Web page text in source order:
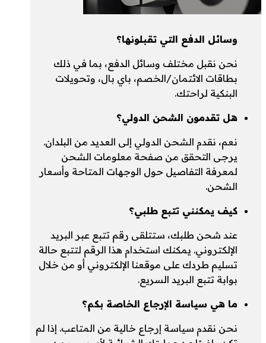
وسائل الدفع التي تقبلونها؟
نحن نقبل مختلف وسائل الدفع، بما في ذلك
بطاقات الائتمان/الخصم، باي بال، وتحويلات
البنكية لراحتك.
هل تقدمون الشحن الدولي؟
نعم، نقدم الشحن الدولي إلى العديد من البلدان.
يرجى التحقق من صفحة معلومات الشحن
لمعرفة التفاصيل حول الوجهات المتاحة وأسعار
الشحن.
كيف يمكنني تتبع طلبي؟
عند شحن طلبك، ستتلقى رقم تتبع عبر البريد
الإلكتروني. يمكنك استخدام هذا الرقم لتتبع حالة
تسليم طردك على موقعنا الإلكتروني أو من خلال
بوابة تتبع البريد السريع.
ما هي سياسة الإرجاع الخاصة بكم؟
نحن نقدم سياسة إرجاع خالية من المتاعب. إذا لم